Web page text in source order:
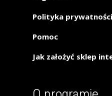
Polityka prywatności
Pomoc
Jak założyć sklep